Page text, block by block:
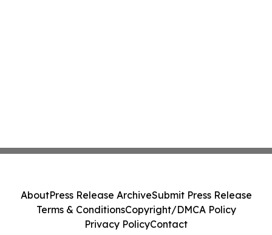
AboutPress Release ArchiveSubmit Press Release
Terms & ConditionsCopyright/DMCA Policy
Privacy PolicyContact